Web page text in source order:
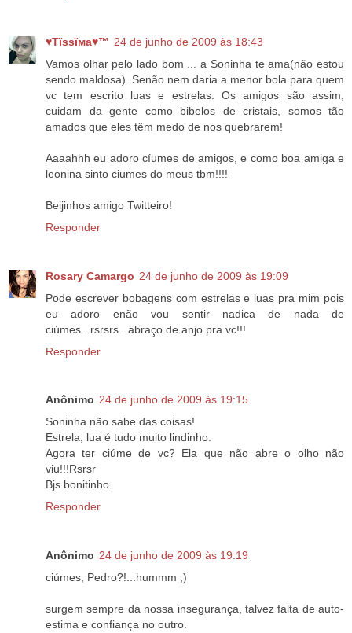
♥Тїѕѕїмa♥™ 24 de junho de 2009 às 18:43
Vamos olhar pelo lado bom ... a Soninha te ama(não estou
sendo maldosa). Senão nem daria a menor bola para quem
vc tem escrito luas e estrelas. Os amigos são assim,
cuidam da gente como bibelos de cristais, somos tão
amados que eles têm medo de nos quebrarem!
Aaaahhh eu adoro cíumes de amigos, e como boa amiga e
leonina sinto ciumes do meus tbm!!!!
Beijinhos amigo Twitteiro!
Responder
Rosary Camargo 24 de junho de 2009 às 19:09
Pode escrever bobagens com estrelas e luas pra mim pois
eu adoro enão vou sentir nadica de nada de
ciúmes...rsrsrs...abraço de anjo pra vc!!!
Responder
Anônimo 24 de junho de 2009 às 19:15
Soninha não sabe das coisas!
Estrela, lua é tudo muito lindinho.
Agora ter ciúme de vc? Ela que não abre o olho não
viu!!!Rsrsr
Bjs bonitinho.
Responder
Anônimo 24 de junho de 2009 às 19:19
ciúmes, Pedro?!...hummm ;)
surgem sempre da nossa insegurança, talvez falta de auto-
estima e confiança no outro.